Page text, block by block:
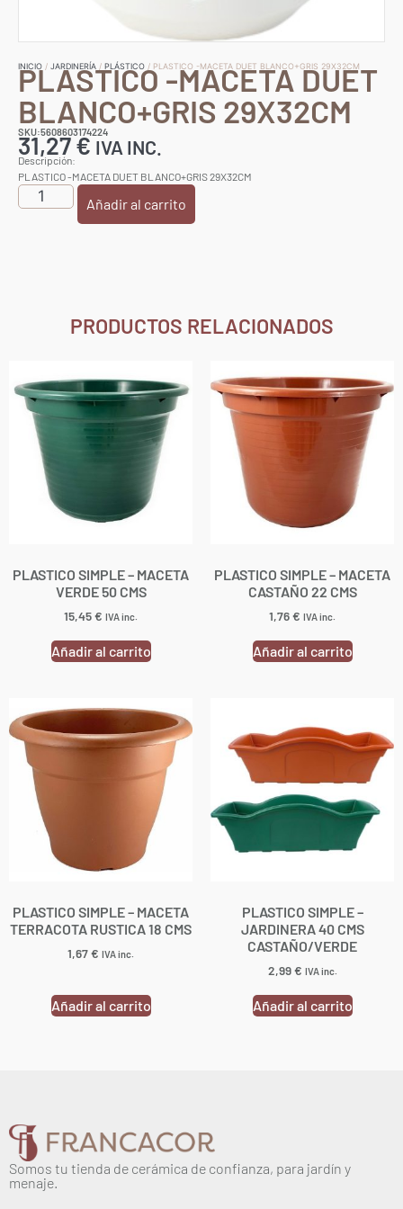
INICIO / JARDINERÍA / PLÁSTICO / PLASTICO -MACETA DUET BLANCO+GRIS 29X32CM
PLASTICO -MACETA DUET
BLANCO+GRIS 29X32CM
SKU:5608603174224
31,27€ IVA INC.
Descripción:
PLASTICO -MACETA DUET BLANCO+GRIS 29X32CM
Añadir al carrito
PRODUCTOS RELACIONADOS
PLASTICO SIMPLE – MACETA
VERDE 50 CMS
15,45€ IVA inc.
Añadir al carrito
PLASTICO SIMPLE – MACETA
CASTAÑO 22 CMS
1,76€ IVA inc.
Añadir al carrito
PLASTICO SIMPLE – MACETA
TERRACOTA RUSTICA 18 CMS
1,67€ IVA inc.
Añadir al carrito
PLASTICO SIMPLE –
JARDINERA 40 CMS
CASTAÑO/VERDE
2,99€ IVA inc.
Añadir al carrito
Somos tu tienda de cerámica de confianza, para jardín y
menaje.